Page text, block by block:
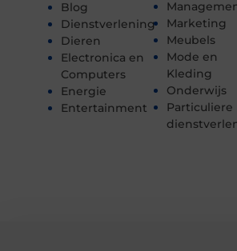
Blog
Dienstverlening
Dieren
Electronica en
Computers
Energie
Entertainment
Marketing
Meubels
Mode en
Kleding
Onderwijs
Particuliere